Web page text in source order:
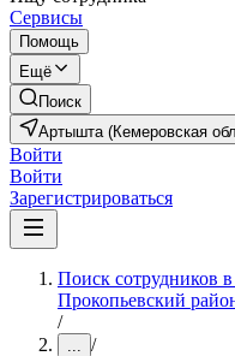
Сервисы
Помощь
Ещё
Поиск
Артышта (Кемеровская
Войти
Войти
Зарегистрироваться
Поиск сотрудников
Прокопьевский
/
... /